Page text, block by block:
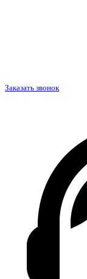
Заказать звонок